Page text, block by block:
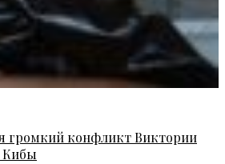
громкий конфликт Виктории
Кибы